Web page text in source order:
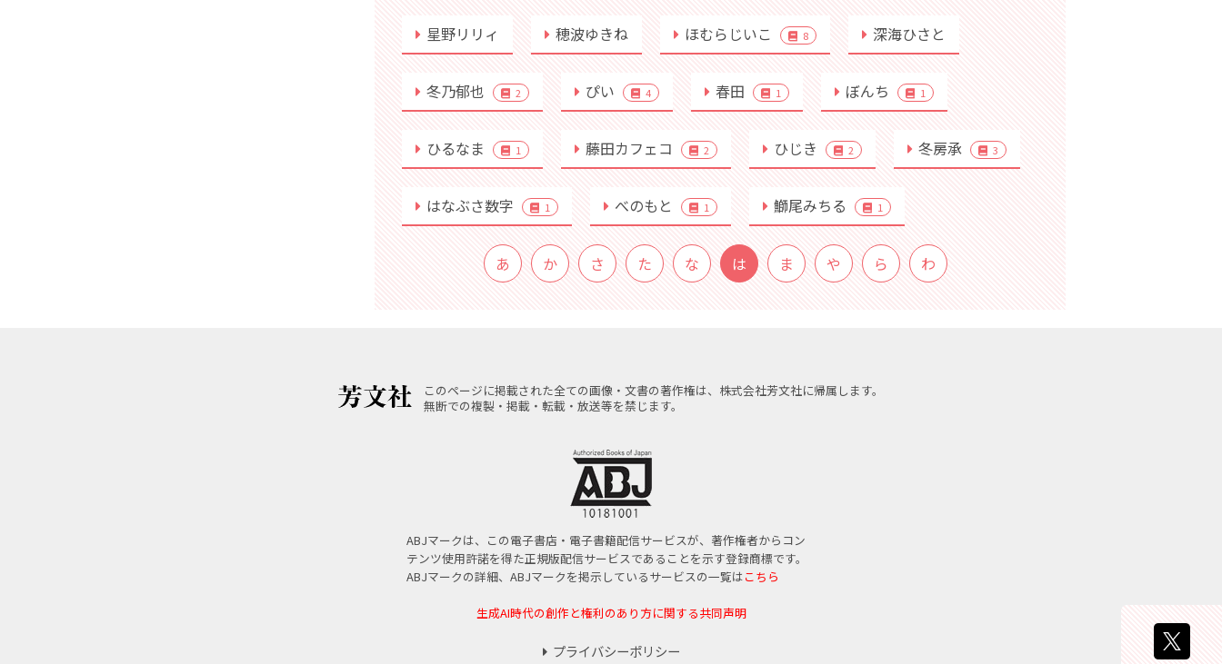
星野リリィ 穂波ゆきね ほむらじいこ 8 深海ひさと
冬乃郁也 2 ぴい 4 春田 1 ぼんち 1
ひるなま 1 藤田カフェコ 2 ひじき 2 冬房承 3
はなぶさ数字 1 べのもと 1 鰤尾みちる 1
あ か さ た な は ま や ら わ
このページに掲載された全ての画像・文書の著作権は、株式会社芳文社に帰属します。
無断での複製・掲載・転載・放送等を禁じます。
ABJマークは、この電子書店・電子書籍配信サービスが、著作権者からコン
テンツ使用許諾を得た正規版配信サービスであることを示す登録商標です。
ABJマークの詳細、ABJマークを掲示しているサービスの一覧はこちら
生成AI時代の創作と権利のあり方に関する共同声明
プライバシーポリシー